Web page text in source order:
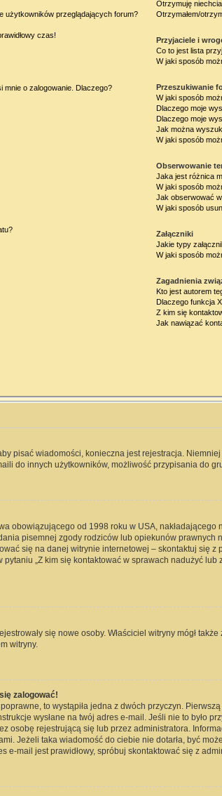
użytkowników przeglądających forum?
czas!
mnie o zalogowanie. Dlaczego?
Otrzymuję
Otrzymałem/
Przyjaciele i
Co to jest lista
W jaki sposób
Przeszukiwanie
W jaki sposób
Dlaczego moje
Dlaczego moje
Jak można
W jaki sposób
Obserwowanie
Jaka jest różnica
W jaki sposób
Jak obserwować
W jaki sposób
Załączniki
Jakie typy
W jaki sposób
Zagadnienia
Kto jest autorem
Dlaczego funkcja
Z kim się
Jak nawiązać
pisać wiadomości, konieczna jest rejestracja.
do innych użytkowników, możliwość przypisania do
obowiązującego od 1998 roku w USA,
pisemnej zgody rodziców lub opiekunów
się na danej witrynie internetowej – skontaktuj się
„Z kim się kontaktować w sprawach nadużyć
się nowe osoby. Właściciel witryny mógł
witryny.
zalogować!
to wystąpiła jedna z dwóch przyczyn.
wysłane na twój adres e-mail. Jeśli nie to było
rejestrującą się lub przez administratora.
Jeżeli taka wiadomość do ciebie nie dotarła, być
e-mail jest prawidłowy, spróbuj skontaktować się z